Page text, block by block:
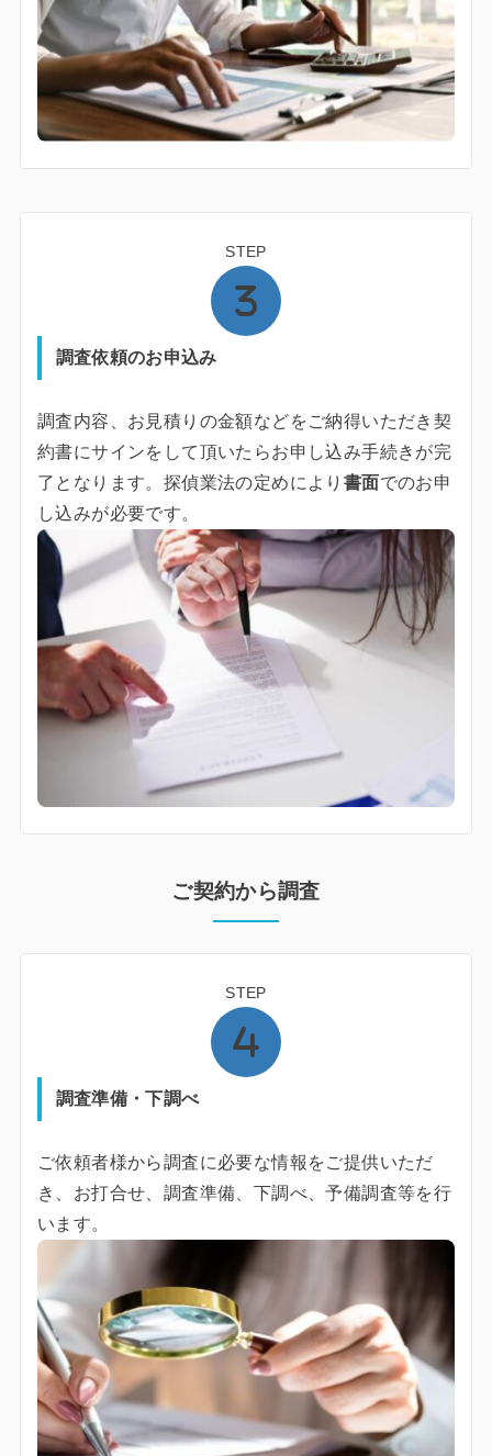
STEP
調査依頼のお申込み
調査内容、お見積りの金額などをご納得いただき契
約書にサインをして頂いたらお申し込み手続きが完
了となります。探偵業法の定めにより 書面でのお申
し込みが必要です。
ご契約から調査
STEP
調査準備・下調べ
ご依頼者様から調査に必要な情報をご提供いただ
き、お打合せ、調査準備、下調べ、予備調査等を行
います。